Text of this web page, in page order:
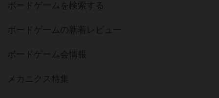
ボードゲームを検索する
ボードゲームの新着レビュー
ボードゲーム会情報
メカニクス特集